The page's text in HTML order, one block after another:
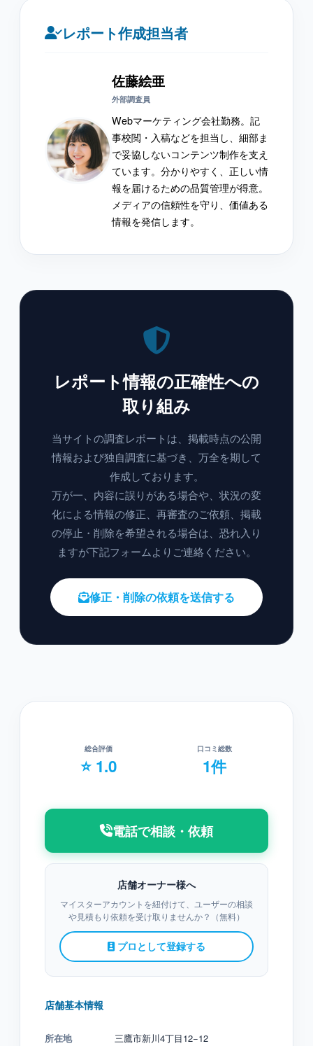
レポート作成担当者
佐藤絵亜
外部調査員
Webマーケティング会社勤務。記
事校閲・入稿などを担当し、細部ま
で妥協しないコンテンツ制作を支え
ています。分かりやすく、正しい情
報を届けるための品質管理が得意。
メディアの信頼性を守り、価値ある
情報を発信します。
レポート情報の正確性への
取り組み
当サイトの調査レポートは、掲載時点の公開
情報および独自調査に基づき、万全を期して
作成しております。
万が一、内容に誤りがある場合や、状況の変
化による情報の修正、再審査のご依頼、掲載
の停止・削除を希望される場合は、恐れ入り
ますが下記フォームよりご連絡ください。
修正・削除の依頼を送信する
総合評価
⭐ 1.0
口コミ総数
1件
電話で相談・依頼
店舗オーナー様へ
マイスターアカウントを紐付けて、ユーザーの相談
や見積もり依頼を受け取りませんか？（無料）
プロとして登録する
店舗基本情報
所在地 三鷹市新川4丁目12−12